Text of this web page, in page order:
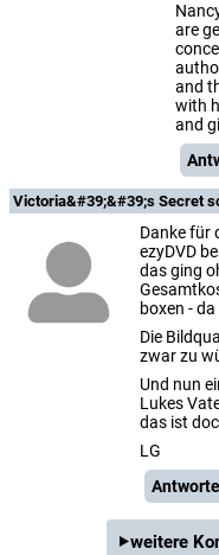
are
and
with
and
Victoria&#39;&#39;s Secret
Danke für
ezyDVD
das ging
boxen -
Die
zwar zu
Und nun
Lukes
das ist
LG
weitere